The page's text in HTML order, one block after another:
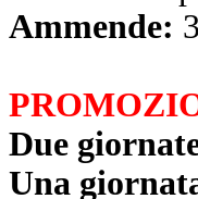
Ammende:
Due
Una